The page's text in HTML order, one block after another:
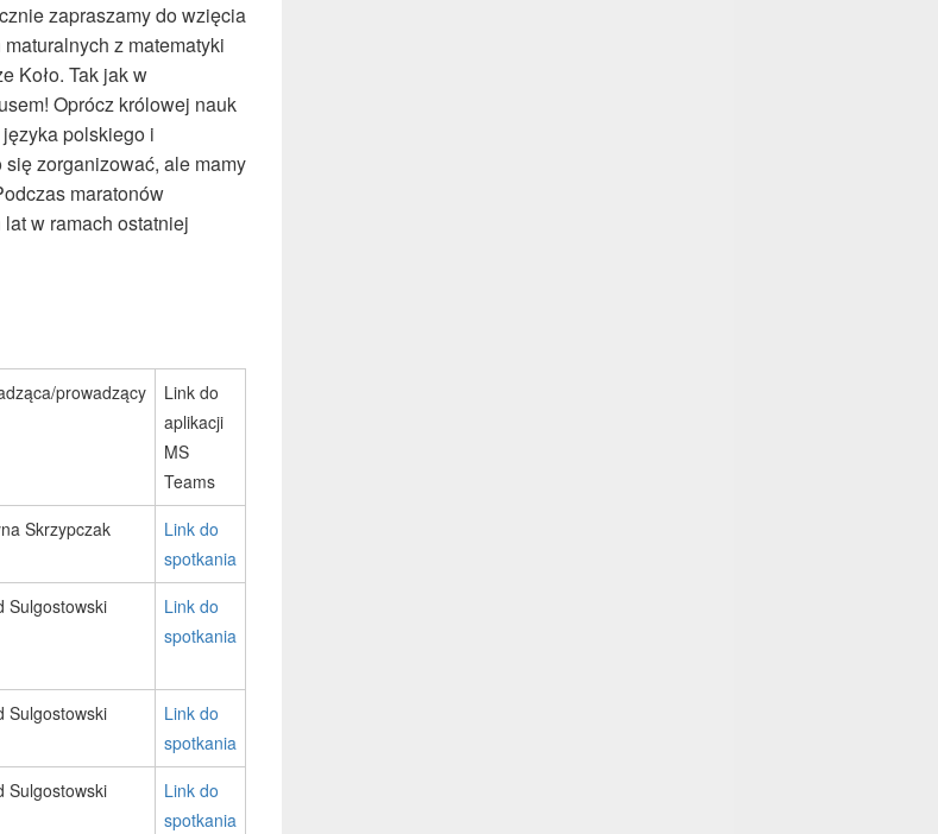
zapraszamy do wzięcia
z matematyki
Koło. Tak jak w
Oprócz królowej nauk
polskiego i
zorganizować, ale mamy
maratonów
w ramach ostatniej
prowadzący
Link do
aplikacji
MS
Teams
Skrzypczak
Link do
spotkania
Sulgostowski
Link do
spotkania
Sulgostowski
Link do
spotkania
Sulgostowski
Link do
spotkania